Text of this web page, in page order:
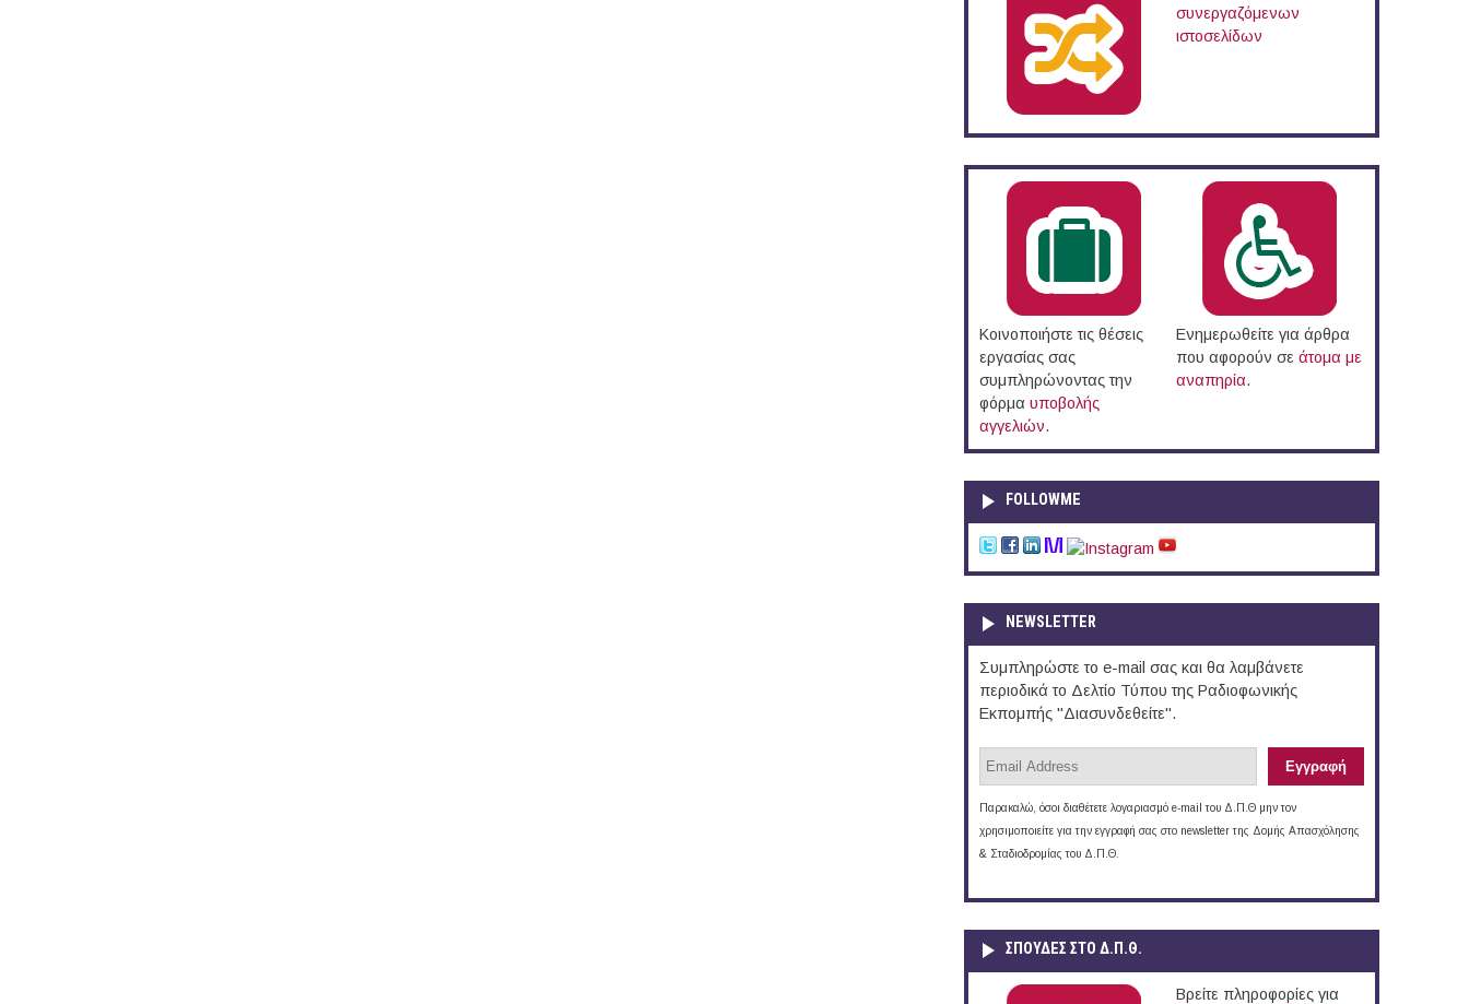
συνεργαζόμενων
ιστοσελίδων
Κοινοποιήστε τις θέσεις
εργασίας σας
συμπληρώνοντας την
φόρμα υποβολής
αγγελιών.
Ενημερωθείτε για άρθρα
που αφορούν σε άτομα με
αναπηρία.
FOLLOWME
NEWSLETTER
Συμπληρώστε το e-mail σας και θα λαμβάνετε
περιοδικά το Δελτίο Τύπου της Ραδιοφωνικής
Εκπομπής "Διασυνδεθείτε".
Παρακαλώ, όσοι διαθέτετε λογαριασμό e-mail του Δ.Π.Θ μην τον
χρησιμοποιείτε για την εγγραφή σας στο newsletter της Δομής Απασχόλησης
& Σταδιοδρομίας του Δ.Π.Θ.
ΣΠΟΥΔΈΣ ΣΤΟ Δ.Π.Θ.
Βρείτε πληροφορίες για